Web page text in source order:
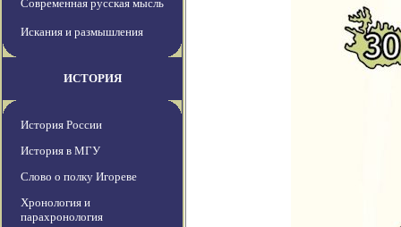
Современная русская мысль
Искания и размышления
ИСТОРИЯ
История России
История в МГУ
Слово о полку Игореве
Хронология и
парахронология